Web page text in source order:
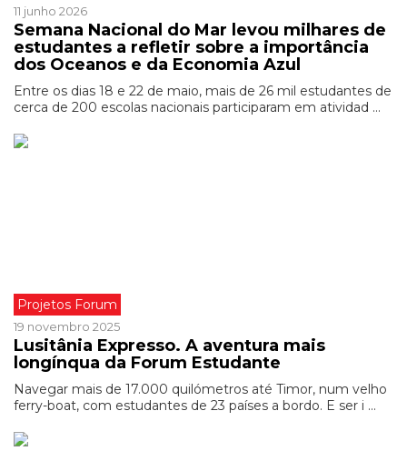
11 junho 2026
Semana Nacional do Mar levou milhares de
estudantes a refletir sobre a importância
dos Oceanos e da Economia Azul
Entre os dias 18 e 22 de maio, mais de 26 mil estudantes de
cerca de 200 escolas nacionais participaram em atividad ...
Projetos Forum
19 novembro 2025
Lusitânia Expresso. A aventura mais
longínqua da Forum Estudante
Navegar mais de 17.000 quilómetros até Timor, num velho
ferry-boat, com estudantes de 23 países a bordo. E ser i ...